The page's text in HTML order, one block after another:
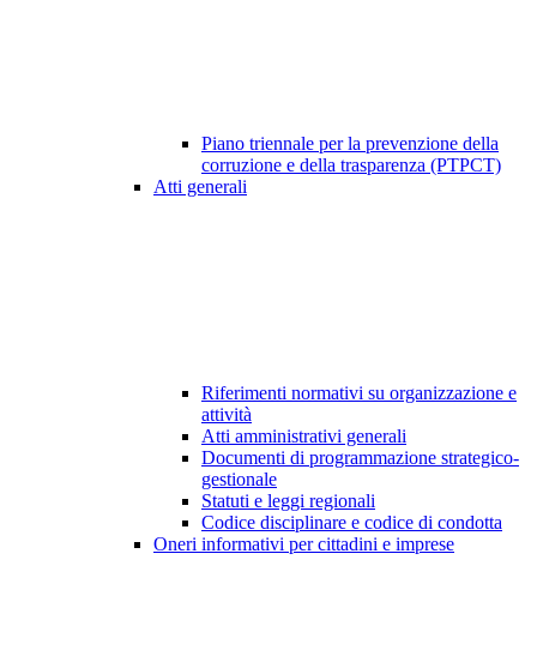
Piano triennale per la prevenzione della
corruzione e della trasparenza (PTPCT)
Atti generali
Riferimenti normativi su organizzazione e
attività
Atti amministrativi generali
Documenti di programmazione strategico-
gestionale
Statuti e leggi regionali
Codice disciplinare e codice di condotta
Oneri informativi per cittadini e imprese